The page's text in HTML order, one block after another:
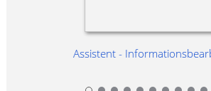
Assistent -